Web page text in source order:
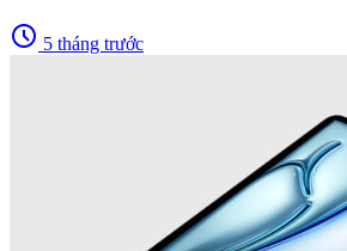
schedule 5 tháng trước